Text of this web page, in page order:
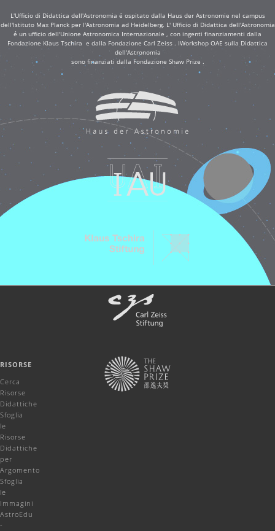
L'Ufficio di Didattica dell'Astronomia é ospitato dalla Haus der Astronomie nel campus
dell'Istituto Max Planck per l'Astronomia ad Heidelberg. L' Ufficio di Didattica dell'Astronomia
é un ufficio dell'Unione Astronomica Internazionale , con ingenti finanziamenti dalla
Fondazione Klaus Tschira e dalla Fondazione Carl Zeiss . IWorkshop OAE sulla Didattica
dell'Astronomia
sono finanziati dalla Fondazione Shaw Prize .
RISORSE
Cerca
Risorse
Didattiche
Sfoglia
le
Risorse
Didattiche
per
Argomento
Sfoglia
le
Immagini
AstroEdu
-